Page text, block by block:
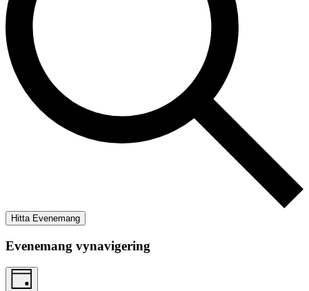
Hitta Evenemang
Evenemang vynavigering